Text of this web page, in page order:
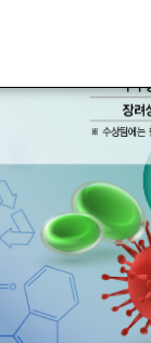
도 춘계 학술대회 및
계 학술대회 포스터
하계워크숍 개최
춘계 학술대회 초